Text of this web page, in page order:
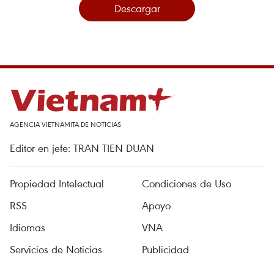
Descargar
AGENCIA VIETNAMITA DE NOTICIAS
Editor en jefe: TRAN TIEN DUAN
Propiedad Intelectual
Condiciones de Uso
RSS
Apoyo
Idiomas
VNA
Servicios de Noticias
Publicidad